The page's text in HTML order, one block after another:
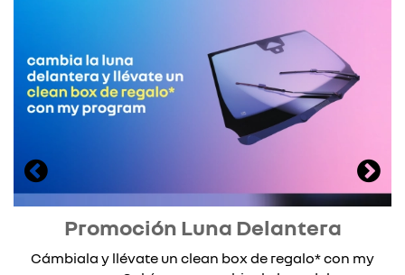
Promoción Luna Delantera
Cámbiala y llévate un clean box de regalo* con my